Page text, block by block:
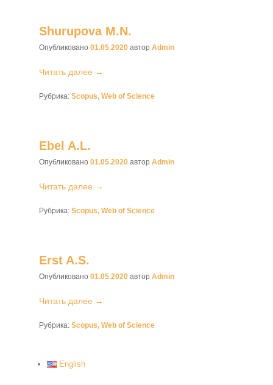
Shurupova M.N.
Опубликовано 01.05.2020 автор Admin
Читать далее →
Рубрика: Scopus, Web of Science
Ebel A.L.
Опубликовано 01.05.2020 автор Admin
Читать далее →
Рубрика: Scopus, Web of Science
Erst A.S.
Опубликовано 01.05.2020 автор Admin
Читать далее →
Рубрика: Scopus, Web of Science
English